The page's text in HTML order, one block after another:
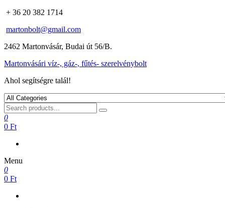
+ 36 20 382 1714
martonbolt@gmail.com
2462 Martonvásár, Budai út 56/B.
Martonvásári víz-, gáz-, fűtés- szerelvénybolt
Ahol segítségre talál!
0
0 Ft
Menu
0
0 Ft